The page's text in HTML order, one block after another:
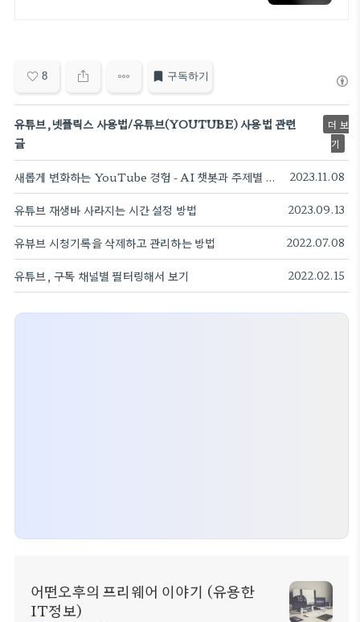
8 구독하기
유튜브,넷플릭스 사용법/유튜브(YOUTUBE) 사용법 관련
글
더 보
기
새롭게 변화하는 YouTube 경험 - AI 챗봇과 주제별 그룹화로 사용자 참여 강화 2023.11.08
유튜브 재생바 사라지는 시간 설정 방법 2023.09.13
유뷰브 시청기록을 삭제하고 관리하는 방법 2022.07.08
유튜브, 구독 채널별 필터링해서 보기 2022.02.15
어떤오후의 프리웨어 이야기 (유용한
IT정보)